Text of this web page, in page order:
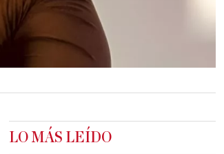
LO MÁS LEÍDO